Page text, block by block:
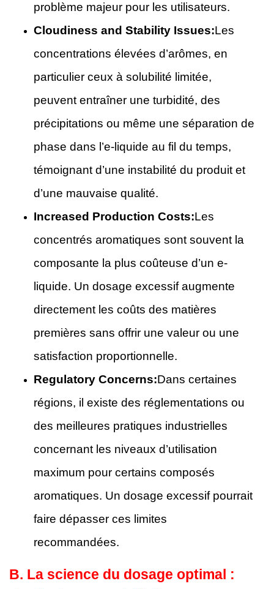
problème majeur pour les utilisateurs.
Cloudiness and Stability Issues:Les
concentrations élevées d’arômes, en
particulier ceux à solubilité limitée,
peuvent entraîner une turbidité, des
précipitations ou même une séparation de
phase dans l’e-liquide au fil du temps,
témoignant d’une instabilité du produit et
d’une mauvaise qualité.
Increased Production Costs:Les
concentrés aromatiques sont souvent la
composante la plus coûteuse d’un e-
liquide. Un dosage excessif augmente
directement les coûts des matières
premières sans offrir une valeur ou une
satisfaction proportionnelle.
Regulatory Concerns:Dans certaines
régions, il existe des réglementations ou
des meilleures pratiques industrielles
concernant les niveaux d’utilisation
maximum pour certains composés
aromatiques. Un dosage excessif pourrait
faire dépasser ces limites
recommandées.
B. La science du dosage optimal :